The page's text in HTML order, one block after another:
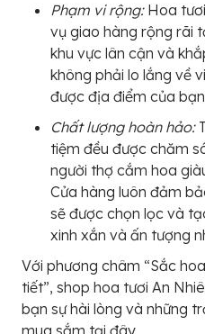
Phạm vi rộng:Hoa
vụ giao hàng rộng rãi
khu vực lân cận và
không phải lo lắng về
được địa điểm của
Chất lượng hoàn hảo:
tiệm đều được chăm
người thợ cắm hoa
Cửa hàng luôn đảm
sẽ được chọn lọc và
xinh xắn và ấn tượng
Với phương châm “Sắc
tiết”, shop hoa tươi An
bạn sự hài lòng và những